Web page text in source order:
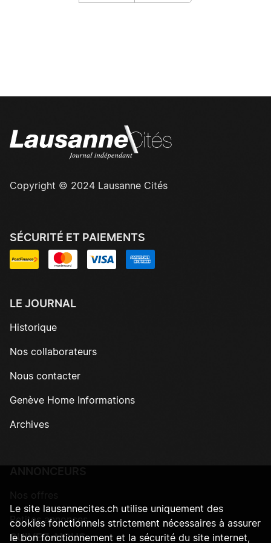
Copyright © 2024 Lausanne Cités
SÉCURITÉ ET PAIEMENTS
LE JOURNAL
Historique
Nos collaborateurs
Nous contacter
Genève Home Informations
Archives
Petites annonces
SUIVEZ-NOUS
Le site lausannecites.ch utilise uniquement des
cookies fonctionnels strictement nécessaires à assurer
le bon fonctionnement et la sécurité du site internet,